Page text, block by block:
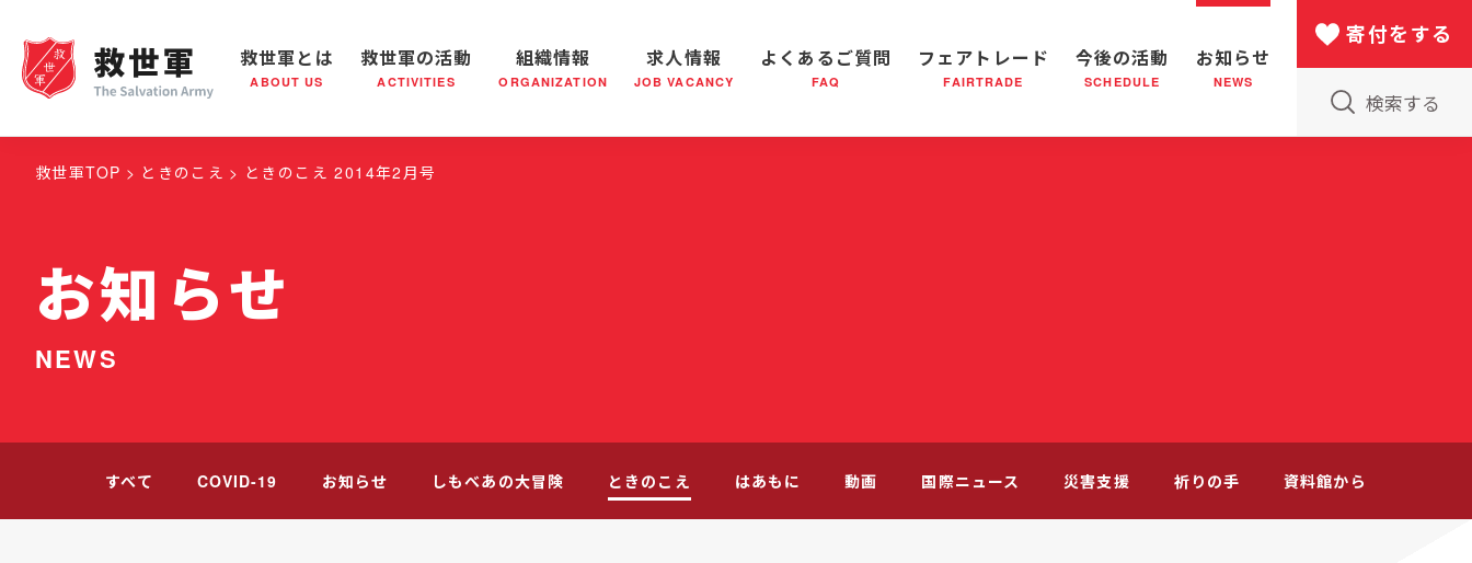
救世軍とは
ABOUT US
救世軍とは 世界が抱えている社会問題 救世軍の成り立ち 軍隊形式について 私たちの目指す未来 小隊(教会)のはたらき 日本における救世軍の130年
救世軍の活動
ACTIVITIES
救世軍の活動 社会鍋 社会鍋物語 音楽活動 救世軍ブラスバンドのCD バザー 災害支援
組織情報
ORGANIZATION
組織概要 全国の小隊(教会)等について 医療・社会福祉事業 出版物のご案内
求人情報
JOB VACANCY
よくあるご質問
FAQ
フェアトレード
FAIRTRADE
今後の活動
SCHEDULE
お知らせ
NEWS
検索する
寄付をする
救世軍TOP ときのこえ ときのこえ 2014年2月号
お知らせ
NEWS
すべて COVID-19 お知らせ しもべあの大冒険 ときのこえ はあもに 動画 国際ニュース 災害支援 祈りの手 資料館から